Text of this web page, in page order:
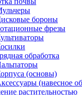
бороны
фрезы
обработка
(основы)
(навесное
растительностью